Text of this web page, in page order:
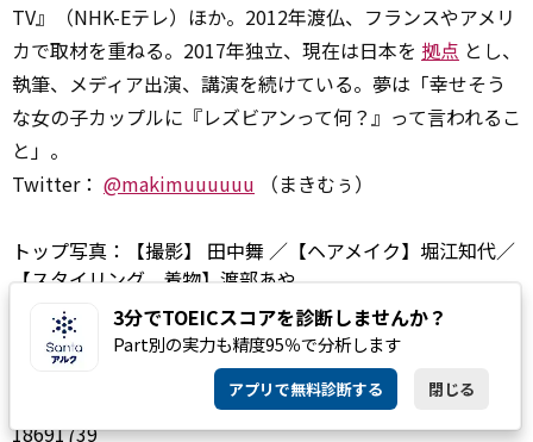
TV』（NHK-Eテレ）ほか。2012年渡仏、フランスやアメリ
カで取材を重ねる。2017年独立、現在は日本を 拠点 とし、
執筆、メディア出演、講演を続けている。夢は「幸せそう
な女の子カップルに『レズビアンって何？』って言われるこ
と」。
Twitter： @makimuuuuuu （まきむぅ）
トップ写真：【撮影】 田中舞 ／【ヘアメイク】堀江知代／
【スタイリング、着物】渡部あや
編集：ENGLISH JOURNAL ONLINE編集部
https://www.elitedaily.com/p/does-donald-trump-
speak-any-other-languages-he-has-1-clear-favorite-
18691739
3分でTOEICスコアを診断しませんか？
Part別の実力も精度95％で分析します
アプリで無料診断する 閉じる